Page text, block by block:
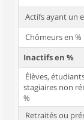
Actifs ayant un
Chômeurs en %
Inactifs en %
Élèves,
stagiaires non
%
Retraités ou